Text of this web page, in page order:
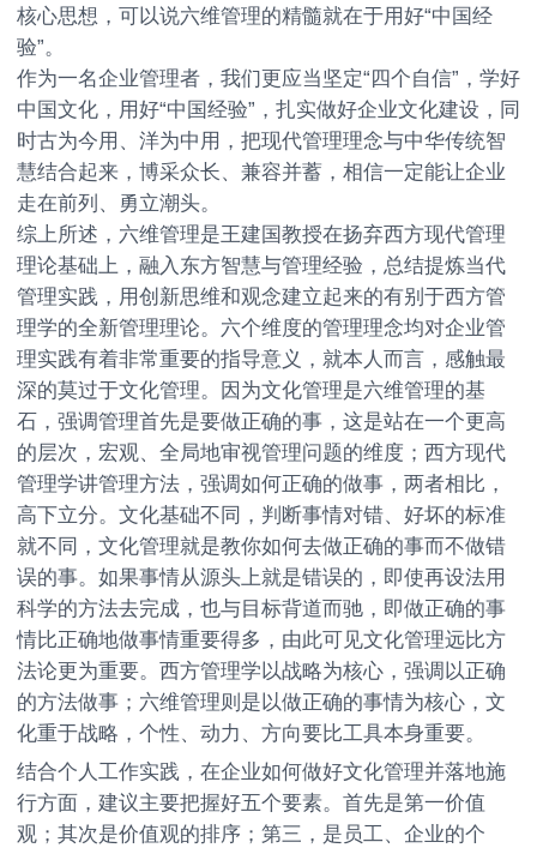
核心思想，可以说六维管理的精髓就在于用好“中国经
验”。
作为一名企业管理者，我们更应当坚定“四个自信”，学好
中国文化，用好“中国经验”，扎实做好企业文化建设，同
时古为今用、洋为中用，把现代管理理念与中华传统智
慧结合起来，博采众长、兼容并蓄，相信一定能让企业
走在前列、勇立潮头。
综上所述，六维管理是王建国教授在扬弃西方现代管理
理论基础上，融入东方智慧与管理经验，总结提炼当代
管理实践，用创新思维和观念建立起来的有别于西方管
理学的全新管理理论。六个维度的管理理念均对企业管
理实践有着非常重要的指导意义，就本人而言，感触最
深的莫过于文化管理。因为文化管理是六维管理的基
石，强调管理首先是要做正确的事，这是站在一个更高
的层次，宏观、全局地审视管理问题的维度；西方现代
管理学讲管理方法，强调如何正确的做事，两者相比，
高下立分。文化基础不同，判断事情对错、好坏的标准
就不同，文化管理就是教你如何去做正确的事而不做错
误的事。如果事情从源头上就是错误的，即使再设法用
科学的方法去完成，也与目标背道而驰，即做正确的事
情比正确地做事情重要得多，由此可见文化管理远比方
法论更为重要。西方管理学以战略为核心，强调以正确
的方法做事；六维管理则是以做正确的事情为核心，文
化重于战略，个性、动力、方向要比工具本身重要。
结合个人工作实践，在企业如何做好文化管理并落地施
行方面，建议主要把握好五个要素。首先是第一价值
观；其次是价值观的排序；第三，是员工、企业的个